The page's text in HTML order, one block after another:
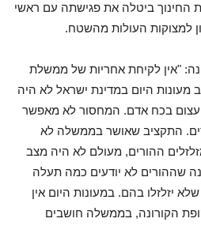
החינוך ביטלה את פגישתה עם ראשי
למצוקות העולות מהשטח.
"אין לקיחת אחריות של ממשלת
מעונות היום במדינת ישראל לא היה
בכח אדם. המחסור לא מאפשר
התקציב שאושר בממשלה לא
ההורים, מעולם לא היה מצב
שההורים לא יודעים כמה תעלה
יזלזלו בהם. במעונות היום אין
הקורונה, בממשלה חושבים